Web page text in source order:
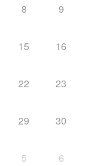
8 9
15 16
22 23
29 30
5 6